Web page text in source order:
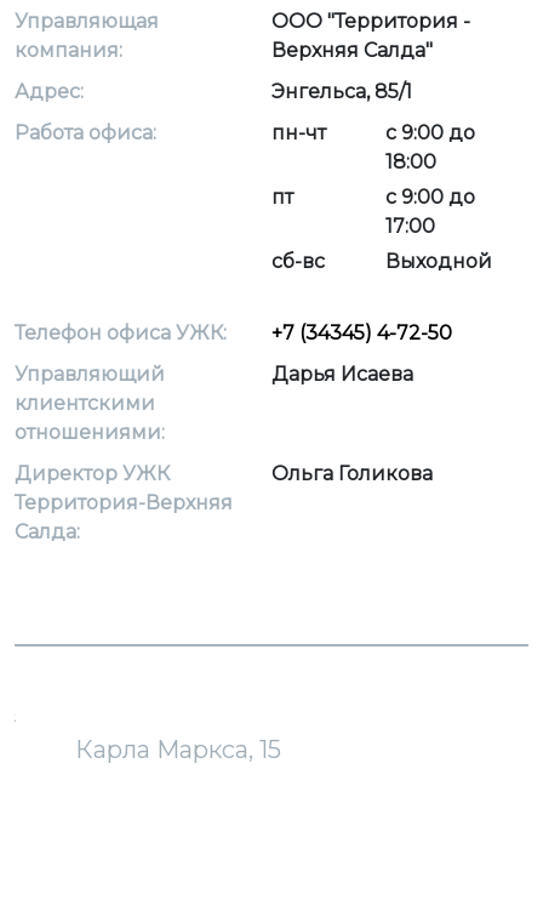
Управляющая
компания:
ООО "Территория -
Верхняя Салда"
Адрес:
Энгельса, 85/1
Работа офиса:
пн-чт
с 9:00 до
18:00
пт
с 9:00 до
17:00
сб-вс
Выходной
Телефон офиса УЖК:
+7 (34345) 4-72-50
Управляющий
клиентскими
отношениями:
Дарья Исаева
Директор УЖК
Территория-Верхняя
Салда:
Ольга Голикова
Карла Маркса, 15
загрузка карты...